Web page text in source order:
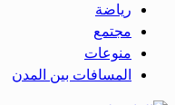
رياضة
مجتمع
منوعات
المسافات بين المدن